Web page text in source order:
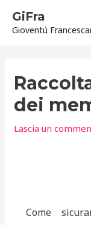
contenuto
GiFra
Gioventú
dei
Lascia un
Come